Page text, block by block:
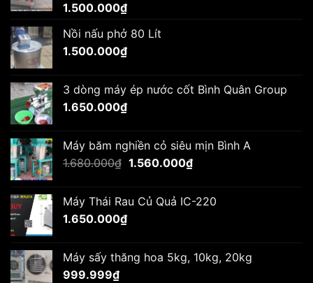
1.500.000₫
Nồi nấu phở 80 Lít
1.500.000₫
3 dòng máy ép nước cốt Bình Quân Group
1.650.000₫
Máy băm nghiền cỏ siêu mịn Bình A
1.680.000₫ Giá
1.680.000₫.
1.560.000₫Giá
là:
Máy Thái Rau Củ Quả IC-220
1.650.000₫
Máy sấy thăng hoa 5kg, 10kg, 20kg
999.999₫